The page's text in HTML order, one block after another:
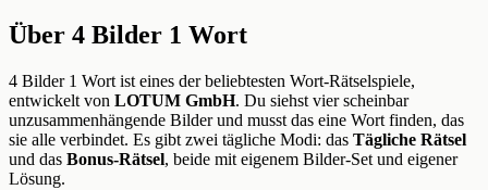
Über 4 Bilder 1 Wort
4 Bilder 1 Wort ist eines der beliebtesten Wort-Rätselspiele,
entwickelt von LOTUM GmbH. Du siehst vier scheinbar
unzusammenhängende Bilder und musst das eine Wort finden, das
sie alle verbindet. Es gibt zwei tägliche Modi: das Tägliche Rätsel
und das Bonus-Rätsel, beide mit eigenem Bilder-Set und eigener
Lösung.